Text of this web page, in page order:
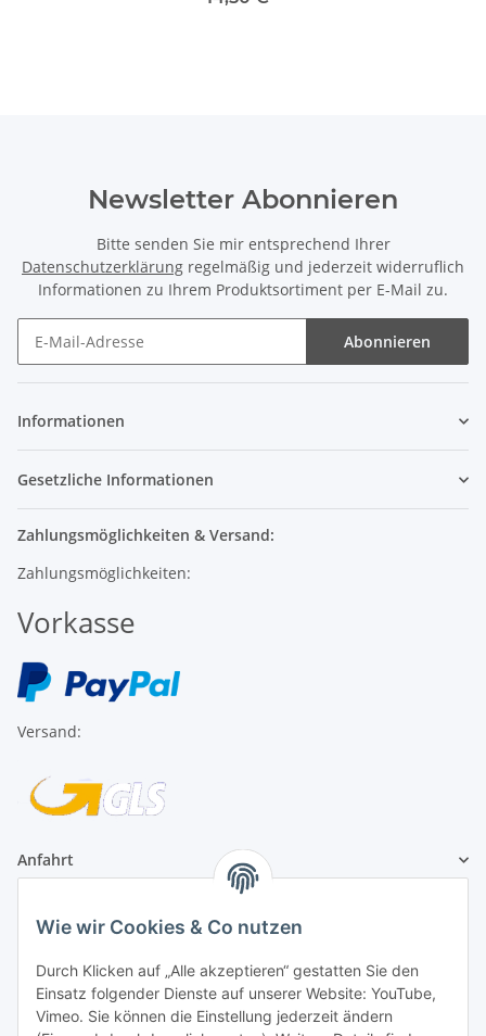
Newsletter Abonnieren
Bitte senden Sie mir entsprechend Ihrer
Datenschutzerklärung regelmäßig und jederzeit widerruflich
Informationen zu Ihrem Produktsortiment per E-Mail zu.
Abonnieren
Informationen
Gesetzliche Informationen
Zahlungsmöglichkeiten & Versand:
Zahlungsmöglichkeiten:
Vorkasse
Versand:
Anfahrt
1A Football Angebote
1A-Football ist
registrierter Partner:
Wie wir Cookies & Co nutzen
Durch Klicken auf „Alle akzeptieren“ gestatten Sie den
Einsatz folgender Dienste auf unserer Website: YouTube,
Vimeo. Sie können die Einstellung jederzeit ändern